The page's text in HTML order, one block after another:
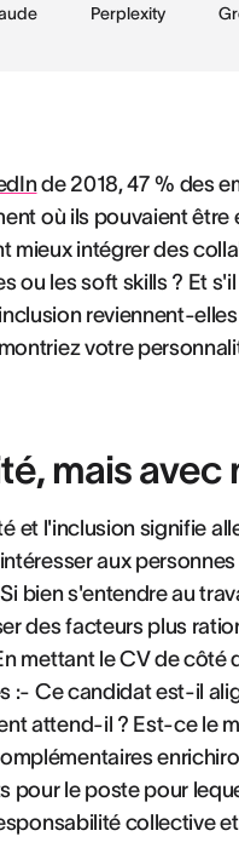
Perplexity
de 2018, 47 % des
où ils pouvaient
mieux intégrer des
ou les soft skills ? Et
reviennent-
votre
mais
et l'inclusion signifie
aux
bien s'entendre au
des facteurs plus
mettant le CV de
:- Ce candidat est-il
attend-il ? Est-ce le
pour le poste pour
collective